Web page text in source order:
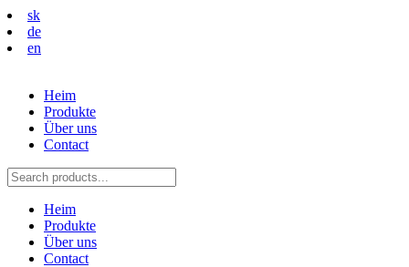
sk
de
en
Heim
Produkte
Über uns
Contact
Heim
Produkte
Über uns
Contact